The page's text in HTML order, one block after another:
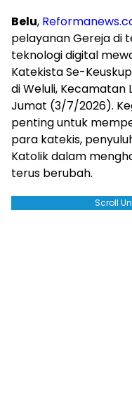
Belu,
pelayanan Gereja di
teknologi digital
Katekista Se-
di Weluli, Kecamatan
Jumat (3/7/2026).
penting untuk
para katekis,
Katolik dalam
terus berubah.
Scroll